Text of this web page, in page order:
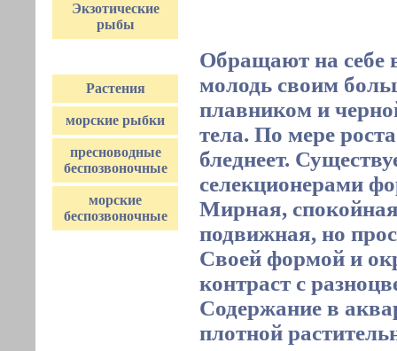
Экзотические
рыбы
Растения
морские рыбки
пресноводные
беспозвоночные
морские
беспозвоночные
Обращают на себе
молодь своим
плавником и
тела. По мере
бледнеет.
селекционерами
Мирная,
подвижная, но
Своей формой и
контраст с
Содержание в
плотной